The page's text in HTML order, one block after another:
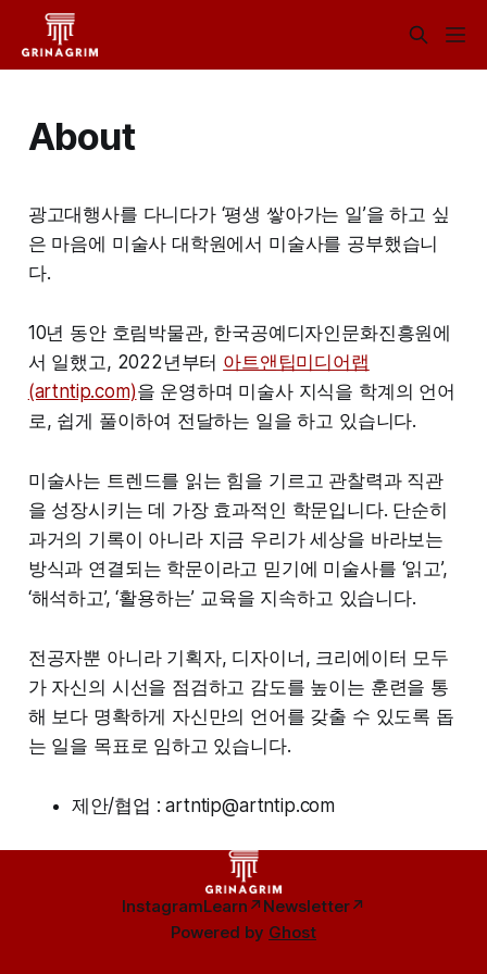
About
광고대행사를 다니다가 ‘평생 쌓아가는 일’을 하고 싶
은 마음에 미술사 대학원에서 미술사를 공부했습니
다.
10년 동안 호림박물관, 한국공예디자인문화진흥원에
서 일했고, 2022년부터 아트앤팁미디어랩
(artntip.com)을 운영하며 미술사 지식을 학계의 언어
로, 쉽게 풀이하여 전달하는 일을 하고 있습니다.
미술사는 트렌드를 읽는 힘을 기르고 관찰력과 직관
을 성장시키는 데 가장 효과적인 학문입니다. 단순히
과거의 기록이 아니라 지금 우리가 세상을 바라보는
방식과 연결되는 학문이라고 믿기에 미술사를 ‘읽고’,
‘해석하고’, ‘활용하는’ 교육을 지속하고 있습니다.
전공자뿐 아니라 기획자, 디자이너, 크리에이터 모두
가 자신의 시선을 점검하고 감도를 높이는 훈련을 통
해 보다 명확하게 자신만의 언어를 갖출 수 있도록 돕
는 일을 목표로 임하고 있습니다.
제안/협업 : artntip@artntip.com
InstagramLearn↗ Newsletter↗
Powered by Ghost